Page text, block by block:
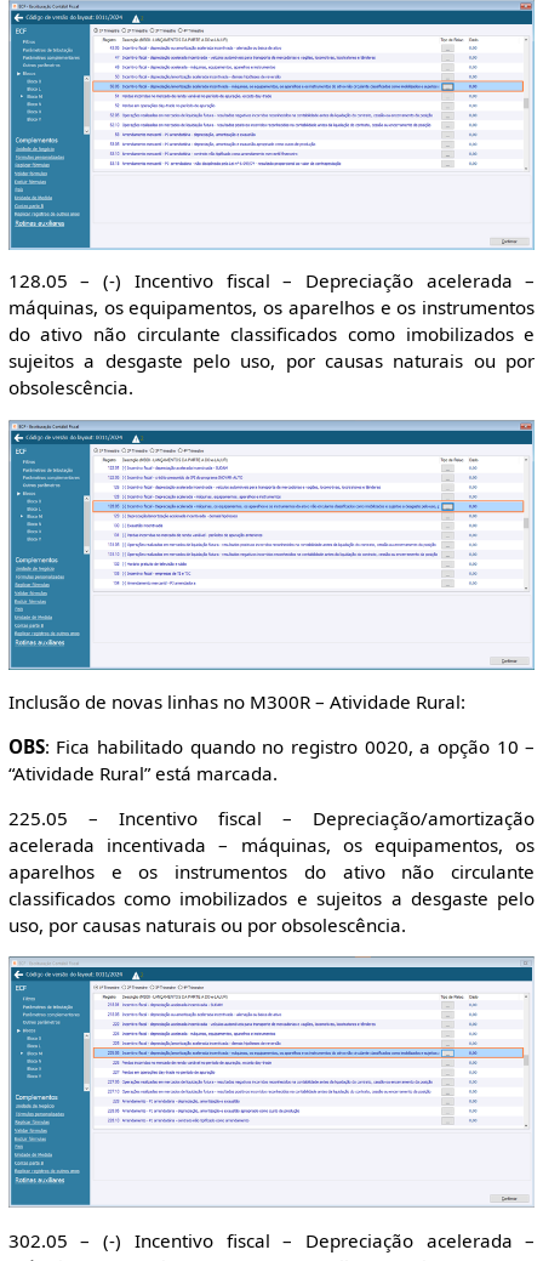
128.05 – (-) Incentivo fiscal – Depreciação acelerada –
máquinas, os equipamentos, os aparelhos e os instrumentos
do ativo não circulante classificados como imobilizados e
sujeitos a desgaste pelo uso, por causas naturais ou por
obsolescência.
Inclusão de novas linhas no M300R – Atividade Rural:
OBS: Fica habilitado quando no registro 0020, a opção 10 –
“Atividade Rural” está marcada.
225.05 – Incentivo fiscal – Depreciação/amortização
acelerada incentivada – máquinas, os equipamentos, os
aparelhos e os instrumentos do ativo não circulante
classificados como imobilizados e sujeitos a desgaste pelo
uso, por causas naturais ou por obsolescência.
302.05 – (-) Incentivo fiscal – Depreciação acelerada –